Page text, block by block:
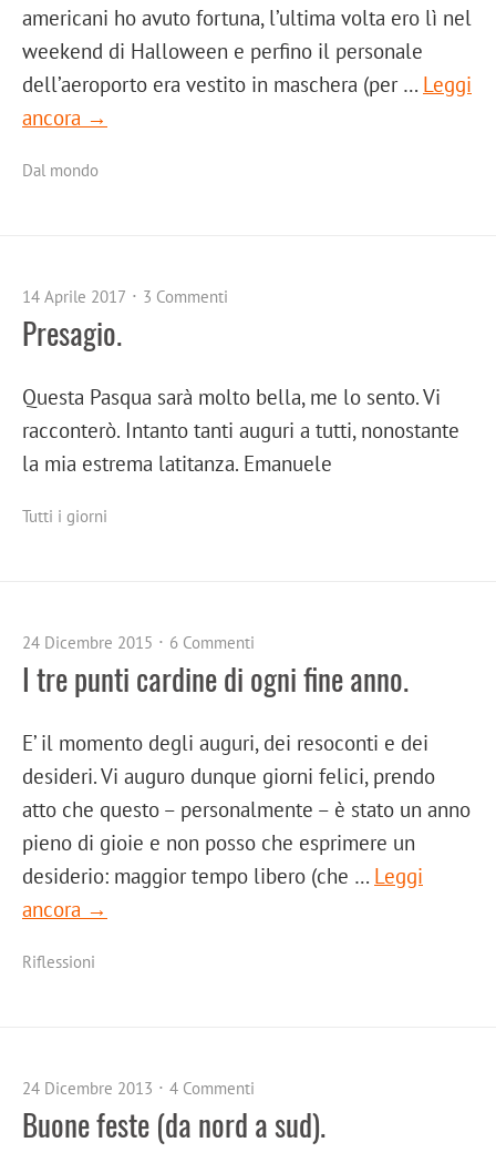
americani ho avuto fortuna, l’ultima volta ero lì nel
weekend di Halloween e perfino il personale
dell’aeroporto era vestito in maschera (per … Leggi
ancora →
Dal mondo
14 Aprile 2017 3 Commenti
Presagio.
Questa Pasqua sarà molto bella, me lo sento. Vi
racconterò. Intanto tanti auguri a tutti, nonostante
la mia estrema latitanza. Emanuele
Tutti i giorni
24 Dicembre 2015 6 Commenti
I tre punti cardine di ogni fine anno.
E’ il momento degli auguri, dei resoconti e dei
desideri. Vi auguro dunque giorni felici, prendo
atto che questo – personalmente – è stato un anno
pieno di gioie e non posso che esprimere un
desiderio: maggior tempo libero (che … Leggi
ancora →
Riflessioni
24 Dicembre 2013 4 Commenti
Buone feste (da nord a sud).